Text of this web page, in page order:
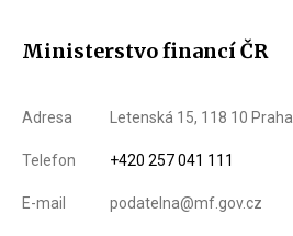
Ministerstvo financí ČR
Adresa Letenská 15, 118 10 Praha
Telefon +420 257 041 111
E-mail podatelna@mf.gov.cz